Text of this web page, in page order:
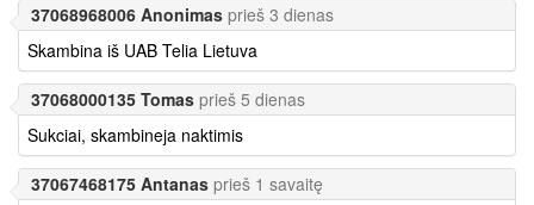
37068968006 Anonimas prieš 3 dienas
Skambina iš UAB Telia Lietuva
37068000135 Tomas prieš 5 dienas
Sukciai, skambineja naktimis
37067468175 Antanas prieš 1 savaitę